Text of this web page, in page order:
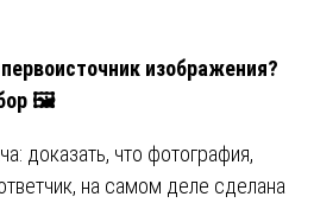
изображения?
🖼
доказать, что фотография,
на самом деле сделана